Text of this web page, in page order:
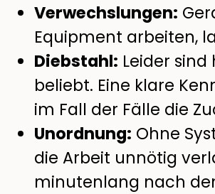
Verwechslungen:
Equipment arbeiten,
Diebstahl: Leider
beliebt. Eine klare
im Fall der Fälle die
Unordnung: Ohne
die Arbeit unnötig
minutenlang nach